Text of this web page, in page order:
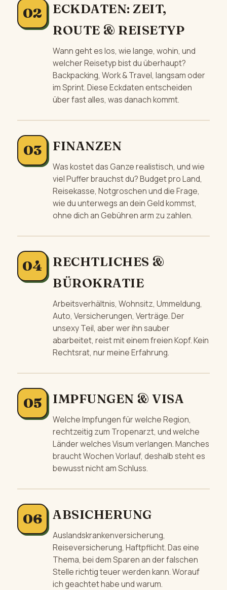
ECKDATEN: ZEIT,
ROUTE & REISETYP
Wann geht es los, wie lange, wohin, und
welcher Reisetyp bist du überhaupt?
Backpacking, Work & Travel, langsam oder
im Sprint. Diese Eckdaten entscheiden
über fast alles, was danach kommt.
FINANZEN
Was kostet das Ganze realistisch, und wie
viel Puffer brauchst du? Budget pro Land,
Reisekasse, Notgroschen und die Frage,
wie du unterwegs an dein Geld kommst,
ohne dich an Gebühren arm zu zahlen.
RECHTLICHES &
BÜROKRATIE
Arbeitsverhältnis, Wohnsitz, Ummeldung,
Auto, Versicherungen, Verträge. Der
unsexy Teil, aber wer ihn sauber
abarbeitet, reist mit einem freien Kopf.Kein
Rechtsrat, nur meine Erfahrung.
IMPFUNGEN & VISA
Welche Impfungen für welche Region,
rechtzeitig zum Tropenarzt, und welche
Länder welches Visum verlangen. Manches
braucht Wochen Vorlauf, deshalb steht es
bewusst nicht am Schluss.
ABSICHERUNG
Auslandskrankenversicherung,
Reiseversicherung, Haftpflicht. Das eine
Thema, bei dem Sparen an der falschen
Stelle richtig teuer werden kann. Worauf
ich geachtet habe und warum.